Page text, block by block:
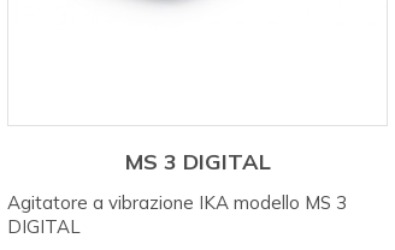
MS 3 DIGITAL
Agitatore a vibrazione IKA modello MS 3
DIGITAL